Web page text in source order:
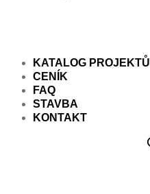
KATALOG PROJEKTŮ
CENÍK
FAQ
STAVBA
KONTAKT